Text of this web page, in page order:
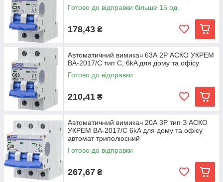
Готово до відправки більше 15 од.
178,43 ₴
Автоматичний вимикач 63А 2Р АСКО УКРЕМ
ВА-2017/С тип C, 6kA для дому та офісу
Готово до відправки
210,41 ₴
Автоматичний вимикач 20А 3Р тип З АСКО
УКРЕМ ВА-2017/С 6kA для дому та офісу
автомат триполюсний
Готово до відправки
267,67 ₴